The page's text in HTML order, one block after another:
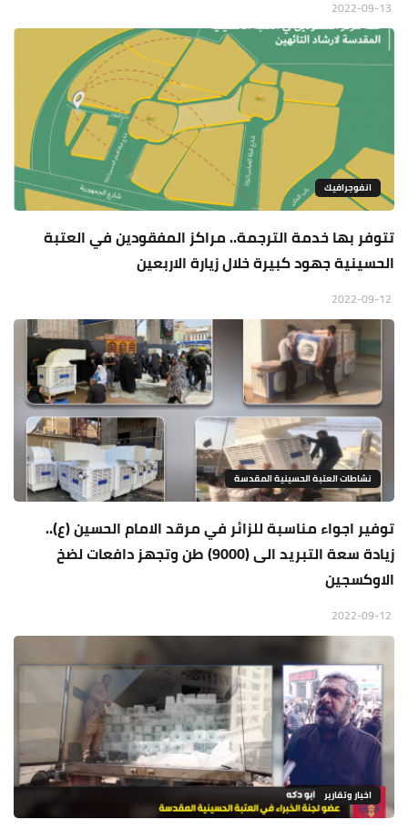
انفوجرافيك
تتوفر بها خدمة الترجمة.. مراكز المفقودين في العتبة
الحسينية جهود كبيرة خلال زيارة الاربعين
نشاطات العتبة الحسينية المقدسة
توفير اجواء مناسبة للزائر في مرقد الامام الحسين (ع)..
زيادة سعة التبريد الى (9000) طن وتجهز دافعات لضخ
الاوكسجين
اخبار وتقارير